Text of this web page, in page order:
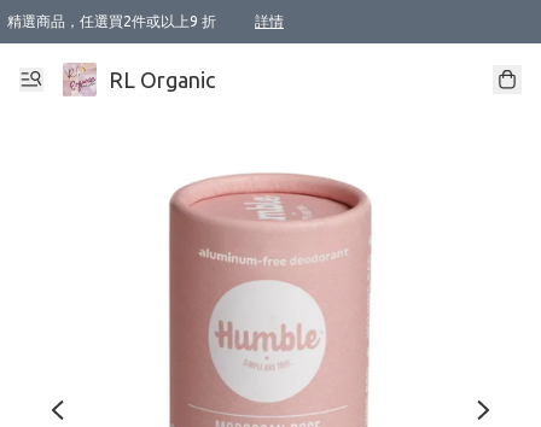
精選商品，任選買2件或以上9 折 詳情
XI周年優惠【新品自由選2件88折/3件85折】
XI周年優惠【Chakra 脈輪平衡自由選2件9折/3件85折/5件8折】
Florame 肌底自由選 2支9折 3支85折
XI周年優惠【蟲蟲退散 · 防衛結界﹞系列2件9折】
Sunki 任選2件95折
BIOFFICINA TOSCANA 任選2支9折 3支85折
Lamav 任選1件9折 2件85折
Mukti Organics 指定產品任選1件9折, 2件88折 3件85折
Intelligent Nutrients Skincare 任選2件9折
deodorant 任選2件88折
化妝品 任選2件95折
XI周年優惠【身心靈單品 任選2件9折/3件85折/5件8折】
XI周年優惠 【精油/香水 任選2件9折/3件85折/5件8折】
XI周年優惠【「關節到肌膚」全效養護 BODY OIL 組2件88折/3件85折】
XI周年優惠【夏日有機物理防曬套裝2件88折】
XI周年優惠【夏日潔面隨意選2件88折/3件85折】
XI周年優惠【逆齡奇蹟抗氧 11 自由選2件88折/3件85折/4件或以上8折】
新會員首次購物即享全單 95 折優惠！
成為VIP / VVIP 可享有生日月現金扣減獎賞優惠 !! 記得去賬户資料填上生日日期啦 !
選用順豐速運，滿$500 免運費
本地速遞 京東 送住宅/ 工商地址 $400 免運費
澳門訂單選用順豐速運，滿$800 免運費
RL Organic